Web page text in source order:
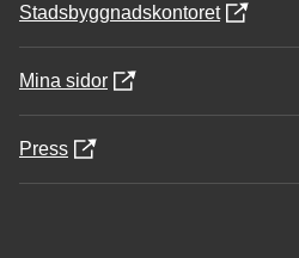
Stadsbyggnadskontoret
Mina sidor
Press